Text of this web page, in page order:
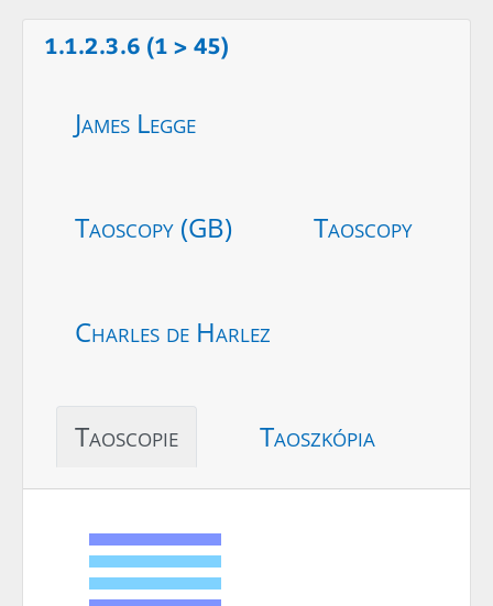
1.1.2.3.6 (1 > 45)
James Legge
Taoscopy (GB) Taoscopy
Charles de Harlez
Taoscopie Taoszkópia